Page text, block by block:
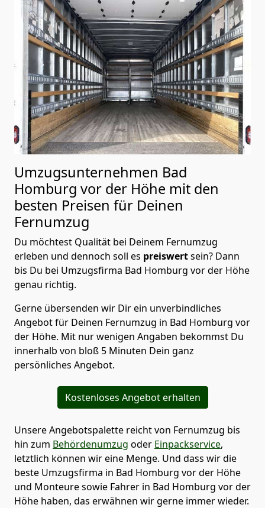
Umzugsunternehmen Bad
Homburg vor der Höhe mit den
besten Preisen für Deinen
Fernumzug
Du möchtest Qualität bei Deinem Fernumzug
erleben und dennoch soll es preiswertsein? Dann
bis Du bei Umzugsfirma Bad Homburg vor der Höhe
genau richtig.
Gerne übersenden wir Dir ein unverbindliches
Angebot für Deinen Fernumzug in Bad Homburg vor
der Höhe. Mit nur wenigen Angaben bekommst Du
innerhalb von bloß 5 Minuten Dein ganz
persönliches Angebot.
Kostenloses Angebot erhalten
Unsere Angebotspalette reicht von Fernumzug bis
hin zum Behördenumzug oder Einpackservice,
letztlich können wir eine Menge. Und dass wir die
beste Umzugsfirma in Bad Homburg vor der Höhe
und Monteure sowie Fahrer in Bad Homburg vor der
Höhe haben, das erwähnen wir gerne immer wieder.